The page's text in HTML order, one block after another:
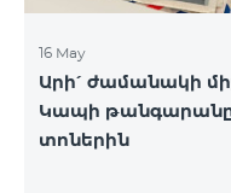
16 May
Արի՛ ժամանակի
Կապի թանգարանը
տոներին